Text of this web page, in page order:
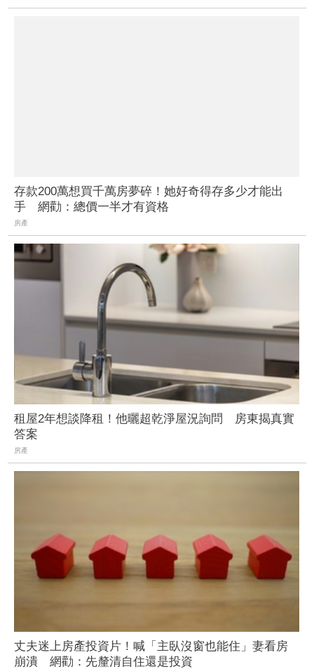
存款200萬想買千萬房夢碎！她好奇得存多少才能出
手 網勸：總價一半才有資格
房產
租屋2年想談降租！他曬超乾淨屋況詢問 房東揭真實
答案
房產
丈夫迷上房產投資片！喊「主臥沒窗也能住」妻看房
崩潰 網勸：先釐清自住還是投資